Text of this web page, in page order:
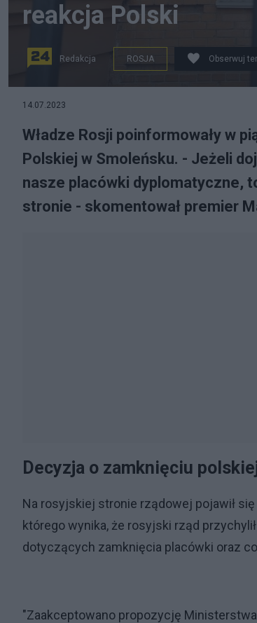
reakcja Polski
Redakcja ROSJA Obserwuj
14.07.2023
Władze Rosji poinformowały w
Polskiej w Smoleńsku. - Jeżeli
nasze placówki dyplomatyczne,
stronie - skomentował premier
Decyzja o zamknięciu
Na rosyjskiej stronie rządowej pojawił się
którego wynika, że rosyjski rząd
dotyczących zamknięcia placówki oraz
"Zaakceptowano propozycję